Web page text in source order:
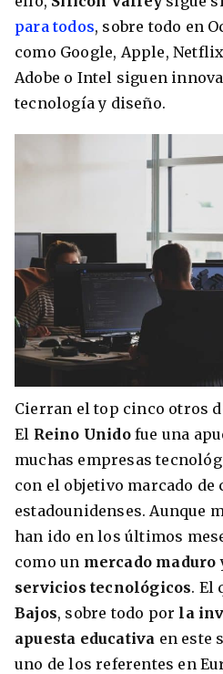
para todos, sobre todo en
como Google, Apple,
Adobe o Intel siguen
tecnología y diseño.
Cierran el top cinco otros
El Reino Unidofue una
muchas empresas
con el objetivo marcado
estadounidenses. Aunque
han ido en los últimos
como un mercado maduro
servicios tecnológicos. El
Bajos, sobre todo por la
apuesta educativa en este
uno de los referentes en